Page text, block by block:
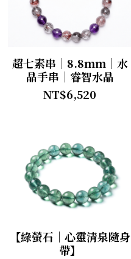
超七素串｜8.8mm｜水
晶手串｜睿智水晶
NT$6,520
【綠螢石｜心靈清泉隨身
帶】